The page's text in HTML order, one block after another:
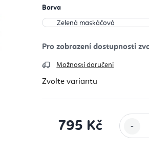
Barva
Možnosti doručení
Zvolte variantu
795 Kč